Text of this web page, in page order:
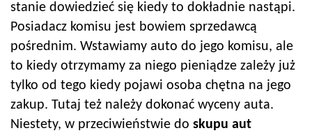
stanie dowiedzieć się kiedy to dokładnie nastąpi.
Posiadacz komisu jest bowiem sprzedawcą
pośrednim. Wstawiamy auto do jego komisu, ale
to kiedy otrzymamy za niego pieniądze zależy już
tylko od tego kiedy pojawi osoba chętna na jego
zakup. Tutaj też należy dokonać wyceny auta.
Niestety, w przeciwieństwie do skupu aut